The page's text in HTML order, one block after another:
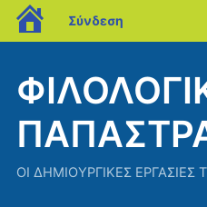
blogs.sch.gr
Σύνδεση
ΟΙ ΔΗΜΙΟΥΡΓΙΚΕΣ